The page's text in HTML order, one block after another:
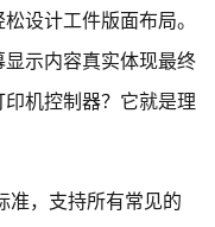
设计工件版面布局。
显示内容真实体现最终
机控制器？它就是理
准，支持所有常见的